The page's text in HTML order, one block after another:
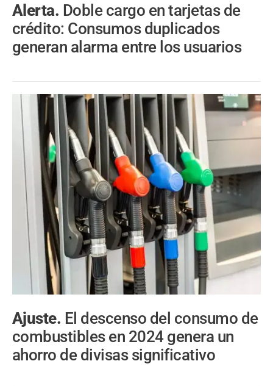
Alerta. Doble cargo en tarjetas de
crédito: Consumos duplicados
generan alarma entre los usuarios
Ajuste. El descenso del consumo de
combustibles en 2024 genera un
ahorro de divisas significativo